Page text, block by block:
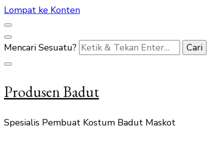
Lompat ke Konten
Mencari Sesuatu?
Produsen Badut
Spesialis Pembuat Kostum Badut Maskot